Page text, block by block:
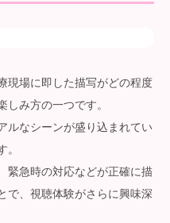
現場に即した描写がどの程度
み方の一つです。
ルなシーンが盛り込まれてい
。
緊急時の対応などが正確に描
で、視聴体験がさらに興味深